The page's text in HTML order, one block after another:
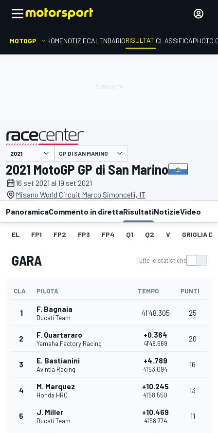
MOTOGP HOMENOTIZIECALENDARIORISULTATICLASSIFICAPHOTO
presentato da GP DI SAN MARINO
2021 MotoGP GP di San Marino
16 set 2021 al 19 set 2021
Misano World Circuit Marco Simoncelli, IT
PanoramicaCommento in direttaRisultatiNotizieVideo
EL FP1 FP2 FP3 FP4 Q1 Q2 V GRIGLIA DI
GARA Tutte le statistiche
CLA PILOTA TEMPO PUNTI
1 F. Bagnaia
Ducati Team
41'48.305 25
2 F. Quartararo
Yamaha Factory Racing
+0.364
41'48.669
20
3 E. Bastianini
Avintia Racing
+4.789
41'53.094
16
4 M. Marquez
Honda HRC
+10.245
41'58.550
13
5 J. Miller
Ducati Team
+10.469
41'58.774
11